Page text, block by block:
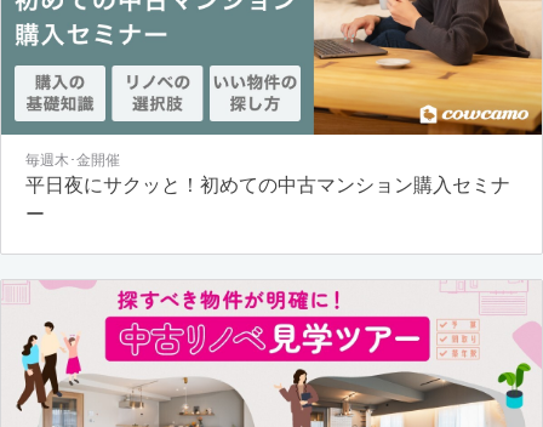
毎週木･金開催
平日夜にサクッと！初めての中古マンション購入セミナ
ー